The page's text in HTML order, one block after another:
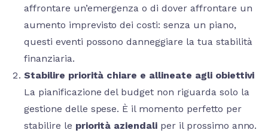
affrontare un’emergenza o di dover affrontare un
aumento imprevisto dei costi: senza un piano,
questi eventi possono danneggiare la tua stabilità
finanziaria.
Stabilire priorità chiare e allineate agli obiettivi
La pianificazione del budget non riguarda solo la
gestione delle spese. È il momento perfetto per
stabilire le priorità aziendali per il prossimo anno.